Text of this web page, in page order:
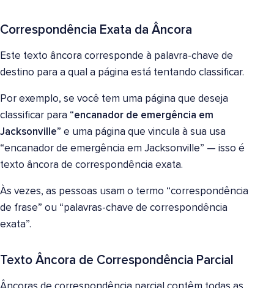
Correspondência Exata da Âncora
Este texto âncora corresponde à palavra-chave de
destino para a qual a página está tentando classificar.
Por exemplo, se você tem uma página que deseja
classificar para “encanador de emergência em
Jacksonville” e uma página que vincula à sua usa
“encanador de emergência em Jacksonville” — isso é
texto âncora de correspondência exata.
Às vezes, as pessoas usam o termo “correspondência
de frase” ou “palavras-chave de correspondência
exata”.
Texto Âncora de Correspondência Parcial